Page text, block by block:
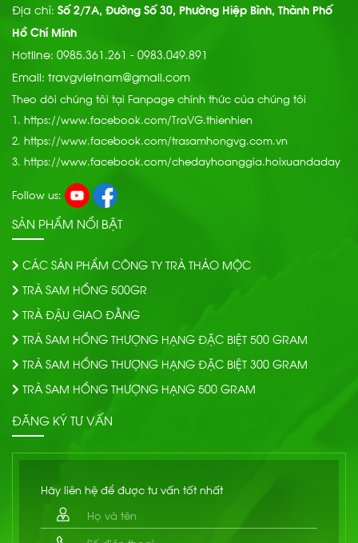
Địa chỉ: Số 2/7A, Đường Số 30, Phường Hiệp Bình, Thành Phố
Hồ Chí Minh
Hotline: 0985.361.261 - 0983.049.891
Email: travgvietnam@gmail.com
Theo dõi chúng tôi tại Fanpage chính thức của chúng tôi
1. https://www.facebook.com/TraVG.thienhien
2. https://www.facebook.com/trasamhongvg.com.vn
3. https://www.facebook.com/chedayhoanggia.hoixuandaday
Follow us:
SẢN PHẨM NỔI BẬT
CÁC SẢN PHẨM CÔNG TY TRÀ THẢO MỘC
TRÀ SAM HỒNG 500GR
TRÀ ĐẬU GIAO ĐẰNG
TRÀ SAM HỒNG THƯỢNG HẠNG ĐẶC BIỆT 500 GRAM
TRÀ SAM HỒNG THƯỢNG HẠNG ĐẶC BIỆT 300 GRAM
TRÀ SAM HỒNG THƯỢNG HẠNG 500 GRAM
ĐĂNG KÝ TƯ VẤN
Hãy liên hệ để được tư vấn tốt nhất